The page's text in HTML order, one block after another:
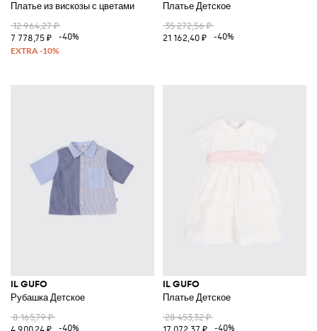
Платье из вискозы с цветами
12 964,27 ₽
7 778,75 ₽
-40%
Платье Детское
35 272,56 ₽
21 162,40 ₽
-40%
IL GUFO
Рубашка Детское
8 165,79 ₽
-40%
IL GUFO
Платье Детское
28 453,32 ₽
-40%